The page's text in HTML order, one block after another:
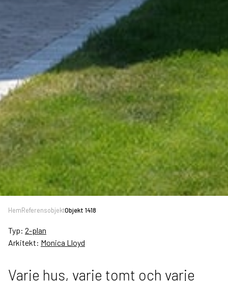
HemReferensobjektObjekt 1418
Typ: 2-plan
Arkitekt: Monica Lloyd
Varje hus, varje tomt och varje